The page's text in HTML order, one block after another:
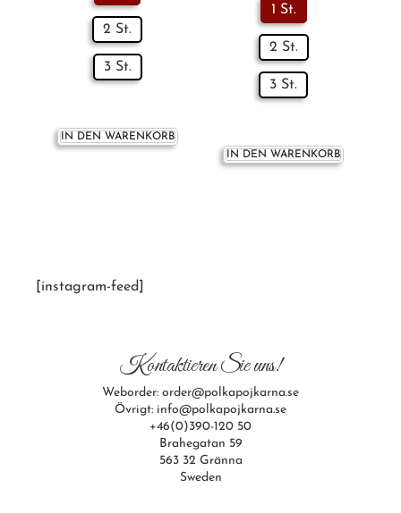
2 St.
3 St.
IN DEN WARENKORB
1 St.
2 St.
3 St.
IN DEN WARENKORB
[instagram-feed]
Kontaktieren Sie uns!
Weborder: order@polkapojkarna.se
Övrigt: info@polkapojkarna.se
+46(0)390-120 50
Brahegatan 59
563 32 Gränna
Sweden